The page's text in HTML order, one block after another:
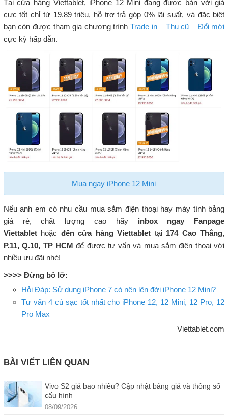
Tại cửa hàng Viettablet, iPhone 12 Mini đang được bán với giá
cực tốt chỉ từ 19.89 triệu, hỗ trợ trả góp 0% lãi suất, và đặc biệt
bạn còn được tham gia chương trình Trade in – Thu cũ – Đổi mới
cực kỳ hấp dẫn.
Mua ngay iPhone 12 Mini
Nếu anh em có nhu cầu mua sắm điện thoại hay máy tính bảng
giá rẻ, chất lượng cao hãy inbox ngay Fanpage
Viettablet hoặc đến cửa hàng Viettablet tại 174 Cao Thắng,
P.11, Q.10, TP HCMđể được tư vấn và mua sắm điện thoại với
nhiều ưu đãi nhé!
>>>> Đừng bỏ lỡ:
Hỏi Đáp: Sử dụng iPhone 7 có nên lên đời iPhone 12 Mini?
Tư vấn 4 củ sạc tốt nhất cho iPhone 12, 12 Mini, 12 Pro, 12
Pro Max
Viettablet.com
BÀI VIẾT LIÊN QUAN
Vivo S2 giá bao nhiêu? Cập nhật bảng giá và thông số
cấu hình
08/09/2026